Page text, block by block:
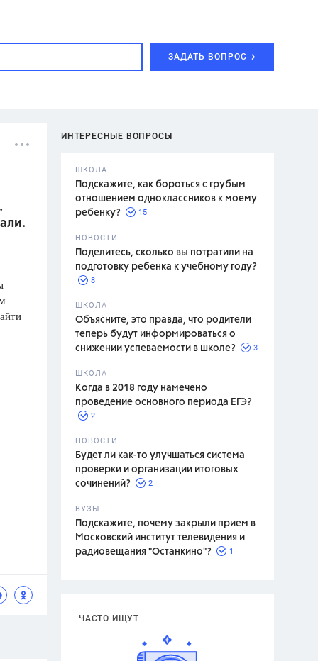
ЗАДАТЬ ВОПРОС
Л.С.,
ИНТЕРЕСНЫЕ ВОПРОСЫ
ШКОЛА
Подскажите, как бороться с грубым
отношением одноклассников к моему
ребенку?
15
НОВОСТИ
Поделитесь, сколько вы потратили на
подготовку ребенка к учебному году?
8
ШКОЛА
Объясните, это правда, что родители
теперь будут информироваться о
снижении успеваемости в школе?
3
ШКОЛА
Когда в 2018 году намечено
проведение основного периода ЕГЭ?
2
НОВОСТИ
Будет ли как-то улучшаться система
проверки и организации итоговых
сочинений?
2
ВУЗЫ
Подскажите, почему закрыли прием в
Московский институт телевидения и
радиовещания "Останкино"?
1
ЧАСТО ИЩУТ